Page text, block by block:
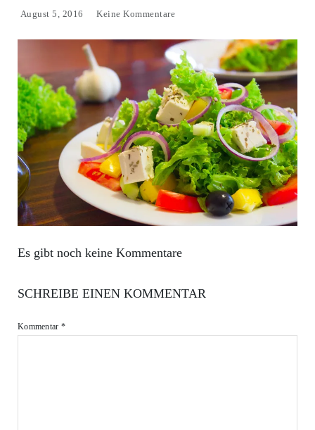
August 5, 2016 Keine Kommentare
Es gibt noch keine Kommentare
SCHREIBE EINEN KOMMENTAR
Kommentar *